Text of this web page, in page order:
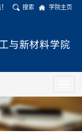
搜索 学院主页